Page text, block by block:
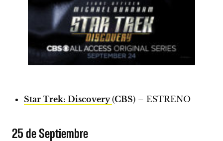
Star Trek: Discovery(CBS) – ESTRENO
25 de Septiembre